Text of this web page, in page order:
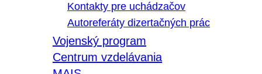
Kontakty pre uchádzačov
Autoreferáty dizertačných prác
Vojenský program
Centrum vzdelávania